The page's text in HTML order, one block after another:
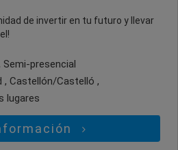
de invertir en tu futuro y llevar
Semi-presencial
, Castellón/Castelló ,
lugares